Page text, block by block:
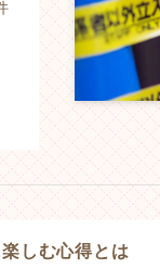
しむ心得とは